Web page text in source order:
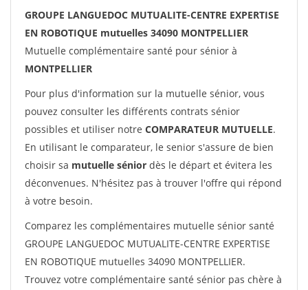
GROUPE LANGUEDOC MUTUALITE-CENTRE EXPERTISE
EN ROBOTIQUE mutuelles 34090 MONTPELLIER
Mutuelle complémentaire santé pour sénior à
MONTPELLIER
Pour plus d'information sur la mutuelle sénior, vous
pouvez consulter les différents contrats sénior
possibles et utiliser notre COMPARATEUR MUTUELLE.
En utilisant le comparateur, le senior s'assure de bien
choisir sa mutuelle sénior dès le départ et évitera les
déconvenues. N'hésitez pas à trouver l'offre qui répond
à votre besoin.
Comparez les complémentaires mutuelle sénior santé
GROUPE LANGUEDOC MUTUALITE-CENTRE EXPERTISE
EN ROBOTIQUE mutuelles 34090 MONTPELLIER.
Trouvez votre complémentaire santé sénior pas chère à